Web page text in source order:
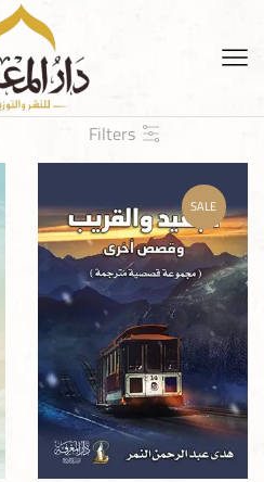
Filters
SALE